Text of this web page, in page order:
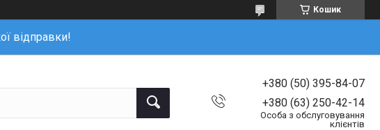
Кошик
відправки!
+380 (50) 395-84-07
+380 (63) 250-42-14
Особа з обслуговування
клієнтів